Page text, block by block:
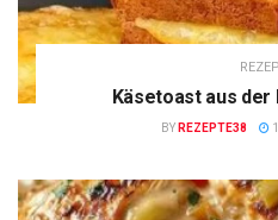
Käsetoast aus
BY REZEPTE38